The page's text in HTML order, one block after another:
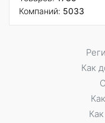
Компаний: 5033
Как